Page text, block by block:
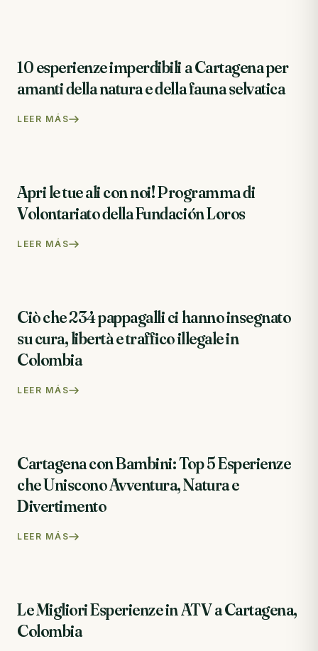
10 esperienze imperdibili a Cartagena per
amanti della natura e della fauna selvatica
LEER MÁS
Apri le tue ali con noi! Programma di
Volontariato della Fundación Loros
LEER MÁS
Ciò che 234 pappagalli ci hanno insegnato
su cura, libertà e traffico illegale in
Colombia
LEER MÁS
Cartagena con Bambini: Top 5 Esperienze
che Uniscono Avventura, Natura e
Divertimento
LEER MÁS
Le Migliori Esperienze in ATV a Cartagena,
Colombia